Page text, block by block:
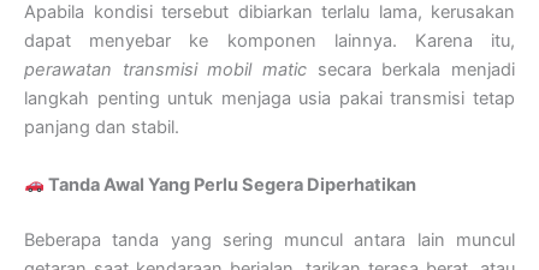
Apabila kondisi tersebut dibiarkan terlalu lama, kerusakan
dapat menyebar ke komponen lainnya. Karena itu,
perawatan transmisi mobil matic secara berkala menjadi
langkah penting untuk menjaga usia pakai transmisi tetap
panjang dan stabil.
Tanda Awal Yang Perlu Segera Diperhatikan
Beberapa tanda yang sering muncul antara lain muncul